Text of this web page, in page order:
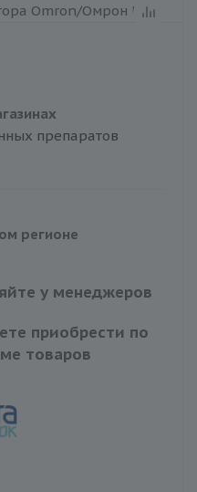
препаратов
регионе
у менеджеров
приобрести по
товаров